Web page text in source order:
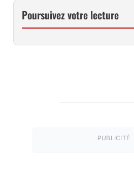
Poursuivez votre lecture
PUBLICITÉ